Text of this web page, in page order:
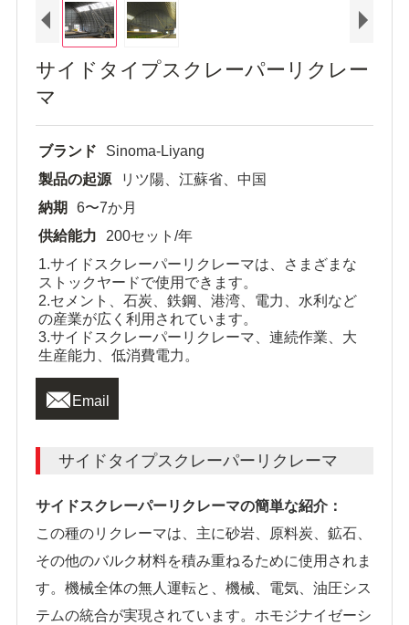
サイドタイプスクレーパーリクレー
マ
ブランド
Sinoma-Liyang
製品の起源
リツ陽、江蘇省、中国
納期
6〜7か月
供給能力
200セット/年
1.サイドスクレーパーリクレーマは、さまざまな
ストックヤードで使用できます。
2.セメント、石炭、鉄鋼、港湾、電力、水利など
の産業が広く利用されています。
3.サイドスクレーパーリクレーマ、連続作業、大
生産能力、低消費電力。
 Email
サイドタイプスクレーパーリクレーマ
サイドスクレーパーリクレーマの簡単な紹介：
この種のリクレーマは、主に砂岩、原料炭、鉱石、
その他のバルク材料を積み重ねるために使用されま
す。機械全体の無人運転と、機械、電気、油圧シス
テムの統合が実現されています。ホモジナイゼーシ